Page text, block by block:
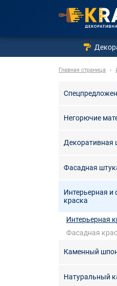
Главная страница ›
Негорючие
Декоративная
Фасадная
Интерьерная и
краска
Интерьерная
Фасадная
Каменный
Натуральный